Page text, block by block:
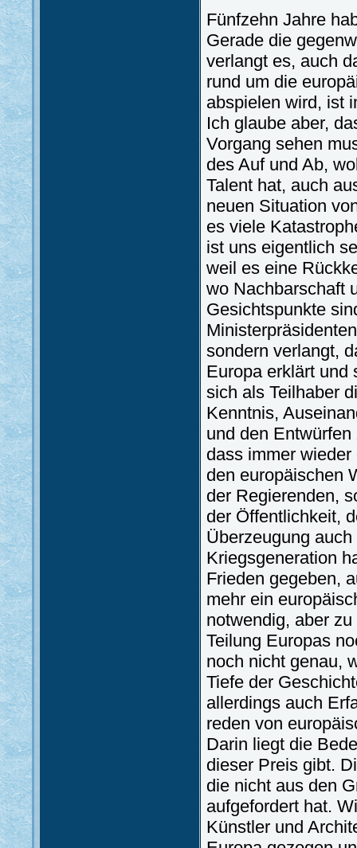
Fünfzehn Jahre
Gerade die
verlangt es, auch
rund um die
abspielen wird, ist
Ich glaube aber,
Vorgang sehen
des Auf und Ab,
Talent hat, auch
neuen Situation
es viele
ist uns eigentlich
weil es eine
wo Nachbarschaft
Gesichtspunkte
sondern verlangt,
Europa erklärt und
sich als Teilhaber
Kenntnis,
und den
dass immer
den europäischen
der Regierenden,
der Öffentlichkeit,
Überzeugung
Kriegsgeneration
Frieden gegeben,
mehr ein
notwendig, aber
Teilung Europas
noch nicht genau,
Tiefe der
allerdings auch
reden von
Darin liegt die
dieser Preis gibt.
die nicht aus den
aufgefordert hat.
Künstler und